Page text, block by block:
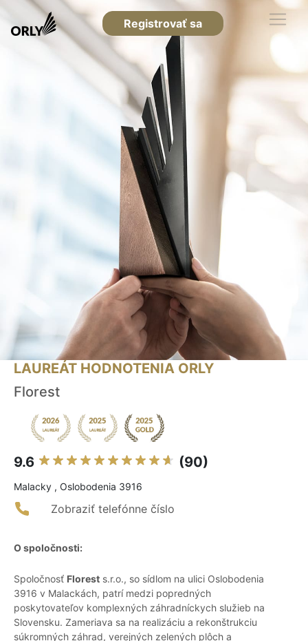
Registrovať sa
LAUREÁT HODNOTENIA ORLY
Florest
9.6 (90)
Malacky , Oslobodenia 3916
Zobraziť telefónne číslo
O spoločnosti:
Spoločnosť Florest s.r.o., so sídlom na ulici Oslobodenia
3916 v Malackách, patrí medzi popredných
poskytovateľov komplexných záhradníckych služieb na
Slovensku. Zameriava sa na realizáciu a rekonštrukciu
súkromných záhrad, verejných zelených plôch a